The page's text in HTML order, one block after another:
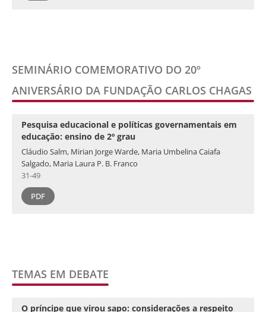
SEMINÁRIO COMEMORATIVO DO 20º
ANIVERSÁRIO DA FUNDAÇÃO CARLOS CHAGAS
Pesquisa educacional e políticas governamentais em
educação: ensino de 2º grau
Cláudio Salm, Mirian Jorge Warde, Maria Umbelina Caiafa
Salgado, Maria Laura P. B. Franco
31-49
PDF
TEMAS EM DEBATE
O príncipe que virou sapo: considerações a respeito